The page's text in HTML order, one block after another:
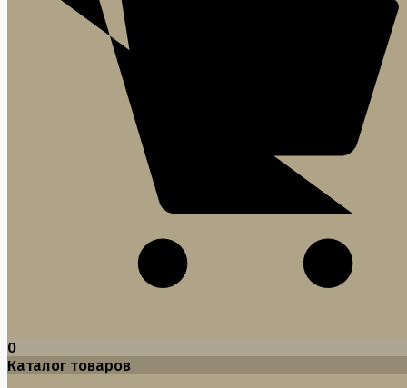
0
Каталог товаров